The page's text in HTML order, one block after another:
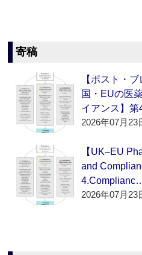
寄稿
【ポスト・
国・EUの医
イアンス】
2026年07月23
【UK–EU
and
2026年07月23